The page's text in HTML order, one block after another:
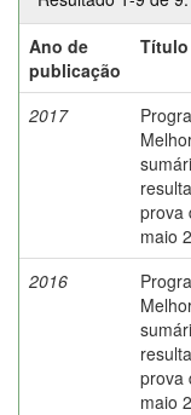
Ano de
publicação
Título
2017
prova
maio
2016
prova
maio